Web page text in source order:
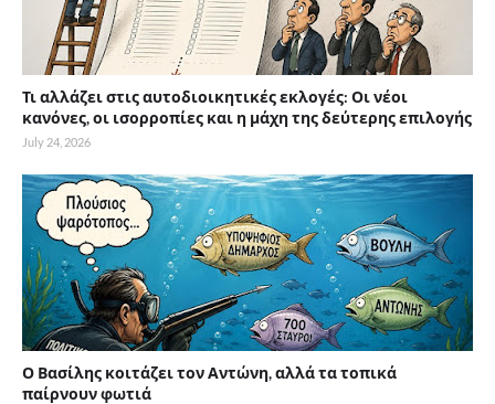
Τι αλλάζει στις αυτοδιοικητικές εκλογές: Οι νέοι
κανόνες, οι ισορροπίες και η μάχη της δεύτερης επιλογής
July 24, 2026
Ο Βασίλης κοιτάζει τον Αντώνη, αλλά τα τοπικά
παίρνουν φωτιά